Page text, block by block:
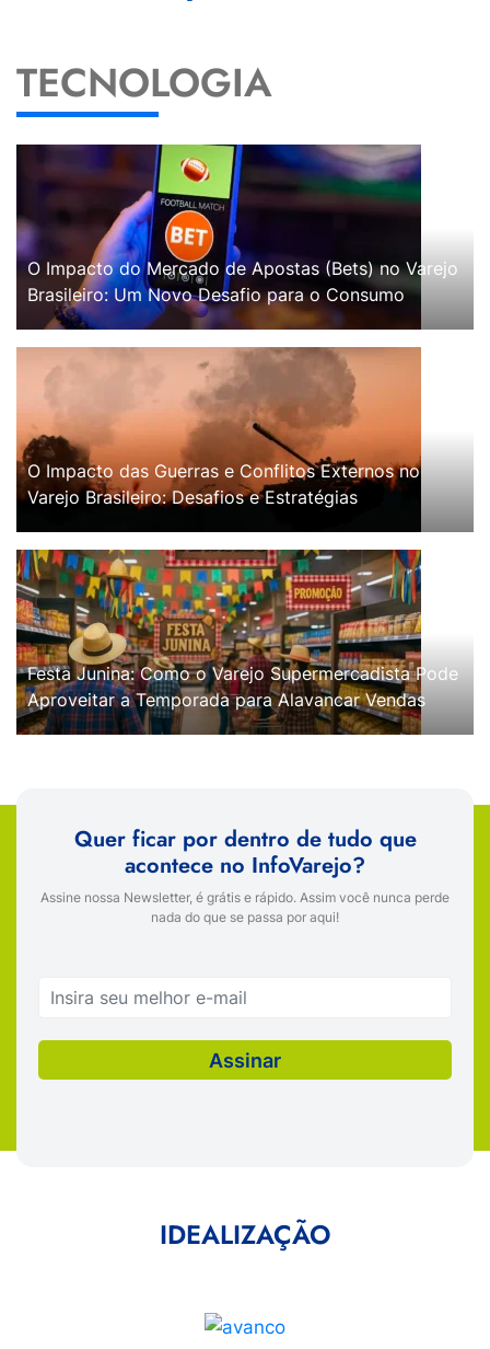
TECNOLOGIA
O Impacto do Mercado de Apostas (Bets) no Varejo
Brasileiro: Um Novo Desafio para o Consumo
O Impacto das Guerras e Conflitos Externos no
Varejo Brasileiro: Desafios e Estratégias
Festa Junina: Como o Varejo Supermercadista Pode
Aproveitar a Temporada para Alavancar Vendas
Quer ficar por dentro de tudo que
acontece no InfoVarejo?
Assine nossa Newsletter, é grátis e rápido. Assim você nunca perde
nada do que se passa por aqui!
IDEALIZAÇÃO